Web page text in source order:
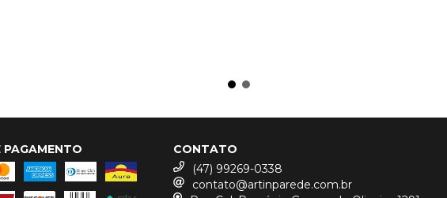
PAGAMENTO
CONTATO
(47) 99269-0338
contato@artinparede.com.br